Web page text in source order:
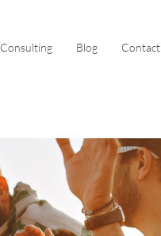
Consulting Blog Contact